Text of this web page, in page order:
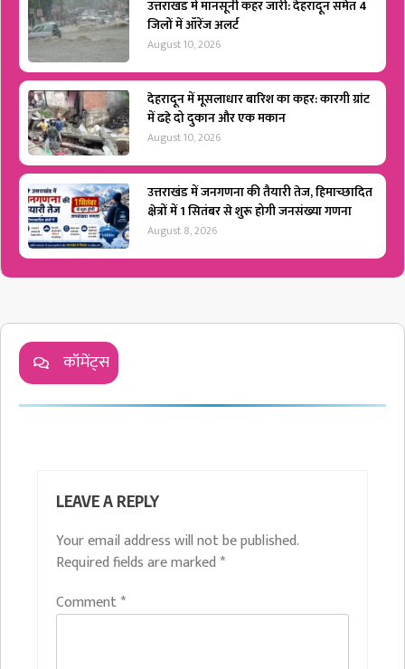
उत्तराखंड में मानसूनी कहर जारी: देहरादून समेत 4
जिलों में ऑरेंज अलर्ट
August 10, 2026
देहरादून में मूसलाधार बारिश का कहर: कारगी ग्रांट
में ढहे दो दुकान और एक मकान
August 10, 2026
उत्तराखंड में जनगणना की तैयारी तेज, हिमाच्छादित
क्षेत्रों में 1 सितंबर से शुरू होगी जनसंख्या गणना
August 8, 2026
कॉमेंट्स
LEAVE A REPLY
Your email address will not be published.
Required fields are marked *
Comment*